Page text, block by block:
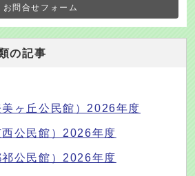
お問合せフォーム
の記事
ヶ丘公民館）2026年度
公民館）2026年度
公民館）2026年度